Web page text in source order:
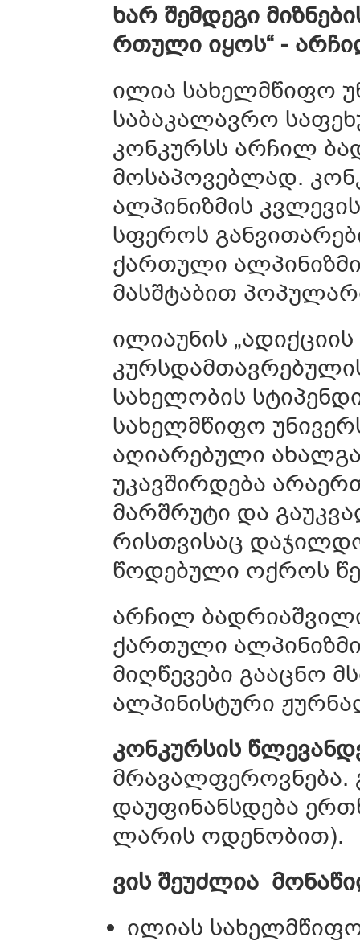
ხარ შემდეგი
რთული იყოს“ -
ილია სახელმწიფო
საბაკალავრო
კონკურსს არჩილ
მოსაპოვებლად.
ალპინიზმის
სფეროს
ქართული
მასშტაბით
ილიაუნის
სახელობის
სახელმწიფო
აღიარებული
უკავშირდება
მარშრუტი და
რისთვისაც
წოდებული ოქროს
არჩილ
ქართული
მიღწევები გააცნო
ალპინისტური
კონკურსის
მრავალფეროვნება.
დაუფინანსდება
ლარის ოდენობით).
ვის შეუძლია
ილიას